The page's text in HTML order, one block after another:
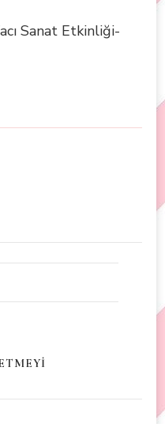
Sanat Etkinliği-